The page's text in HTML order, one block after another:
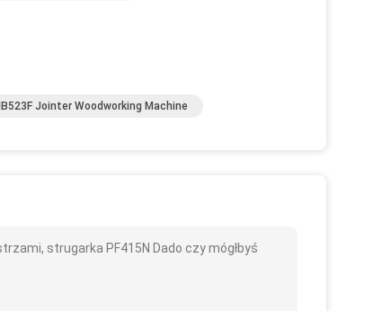
Jointer Woodworking Machine
strugarka PF415N Dado czy mógłbyś